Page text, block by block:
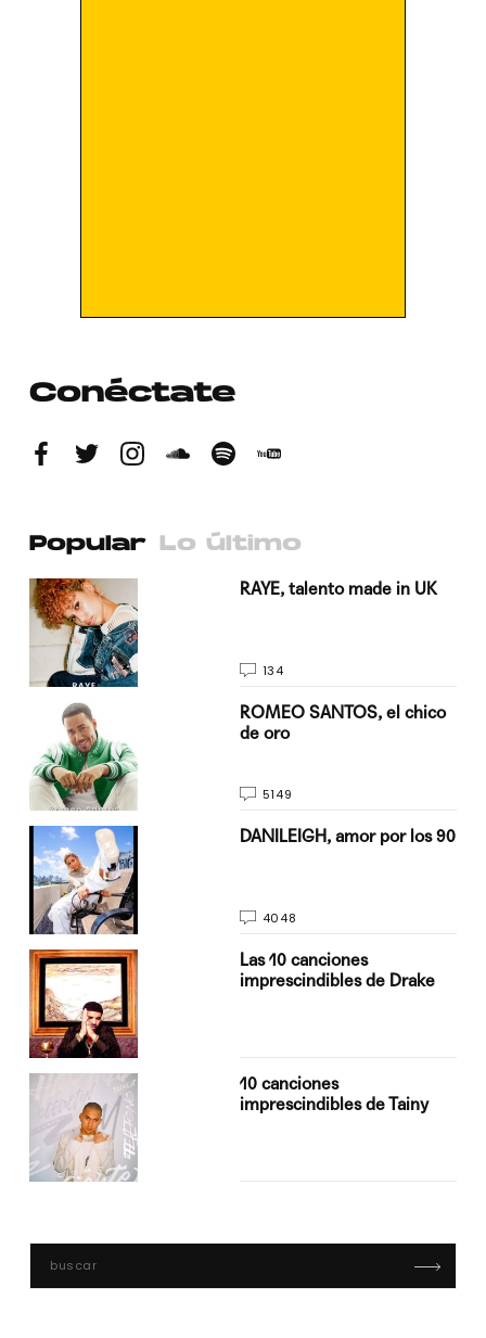
Conéctate
Popular Lo último
RAYE, talento made in UK
134
ROMEO SANTOS, el chico
de oro
5149
DANILEIGH, amor por los 90
4048
Las 10 canciones
imprescindibles de Drake
10 canciones
imprescindibles de Tainy